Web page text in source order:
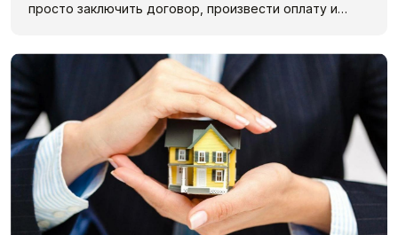
просто заключить договор, произвести оплату и…